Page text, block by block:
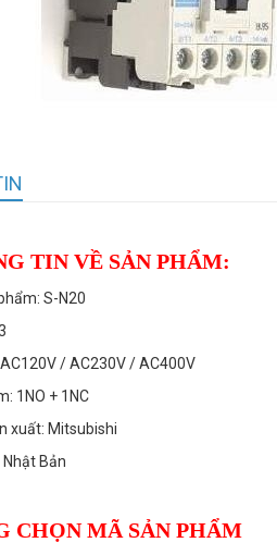
TIN VỀ SẢN PHẨM:
S-N20
/ AC230V / AC400V
1NO + 1NC
xuất: Mitsubishi
Bản
CHỌN MÃ SẢN PHẨM